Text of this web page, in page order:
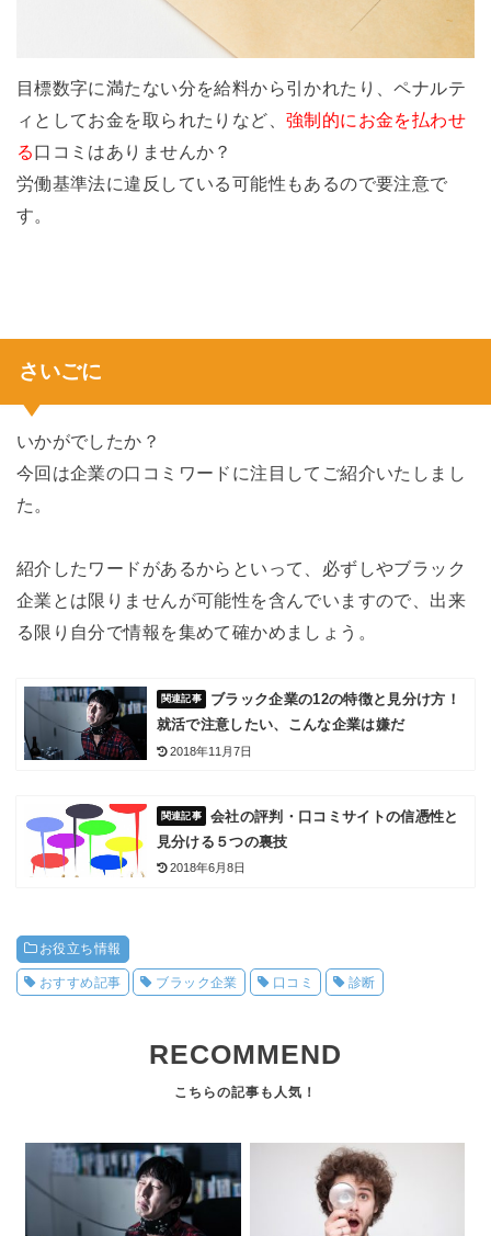
目標数字に満たない分を給料から引かれたり、ペナルテ
ィとしてお金を取られたりなど、強制的にお金を払わせ
る口コミはありませんか？
労働基準法に違反している可能性もあるので要注意で
す。
さいごに
いかがでしたか？
今回は企業の口コミワードに注目してご紹介いたしまし
た。
紹介したワードがあるからといって、必ずしやブラック
企業とは限りませんが可能性を含んでいますので、出来
る限り自分で情報を集めて確かめましょう。
ブラック企業の12の特徴と見分け方！
就活で注意したい、こんな企業は嫌だ
2018年11月7日
会社の評判・口コミサイトの信憑性と
見分ける５つの裏技
2018年6月8日
お役立ち情報
おすすめ記事 ブラック企業 口コミ 診断
RECOMMEND